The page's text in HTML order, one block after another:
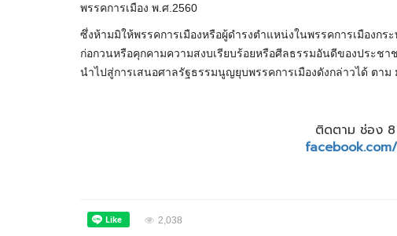
พรรคการเมือง พ.ศ.2560
ซึ่งห้ามมิให้พรรคการเมืองหรือผู้ดํารงตําแหน่งในพรรคการเมืองก
ก่อกวนหรือคุกคามความสงบเรียบร้อยหรือศีลธรรมอันดีของประช
นำไปสู่การเสนอศาลรัฐธรรมนูญยุบพรรคการเมืองดังกล่าวได้ ตาม
ติดตาม ช่อง 8
2,038